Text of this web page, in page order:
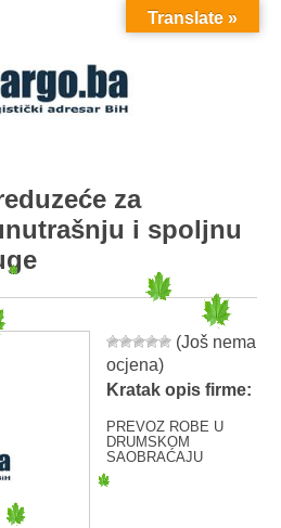
MENU
za
i spoljnu
(Još nema
ocjena)
Kratak opis firme:
PREVOZ ROBE U
DRUMSKOM
SAOBRAĆAJU
Translate »